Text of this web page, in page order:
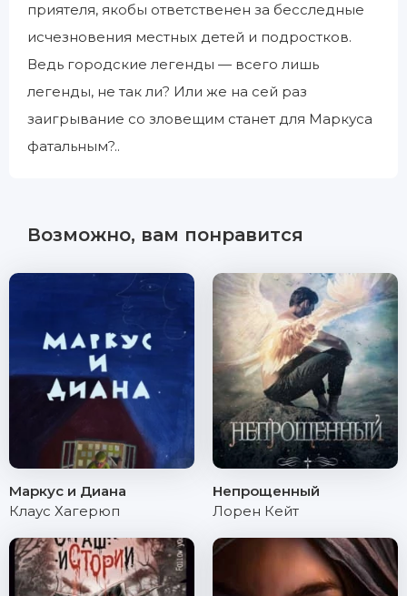
приятеля, якобы ответственен за бесследные
исчезновения местных детей и подростков.
Ведь городские легенды — всего лишь
легенды, не так ли? Или же на сей раз
заигрывание со зловещим станет для Маркуса
фатальным?..
Возможно, вам понравится
Маркус и Диана
Клаус Хагерюп
Непрощенный
Лорен Кейт